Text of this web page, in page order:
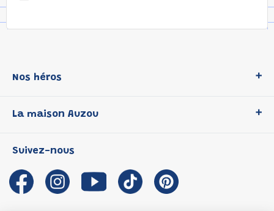
Nos héros
P'tit Loup
Les Influenceuses
Migali
Petite Taupe
La maison Auzou
Notre histoire
Auzou s'engage
Auteurs et illustrateurs Auzou
Suivez-nous